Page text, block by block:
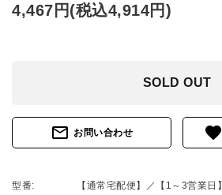
4,467円(税込4,914円)
SOLD OUT
mail_outline お問い合わせ favorite
型番: 【通常宅配便】／【1～3営業日】